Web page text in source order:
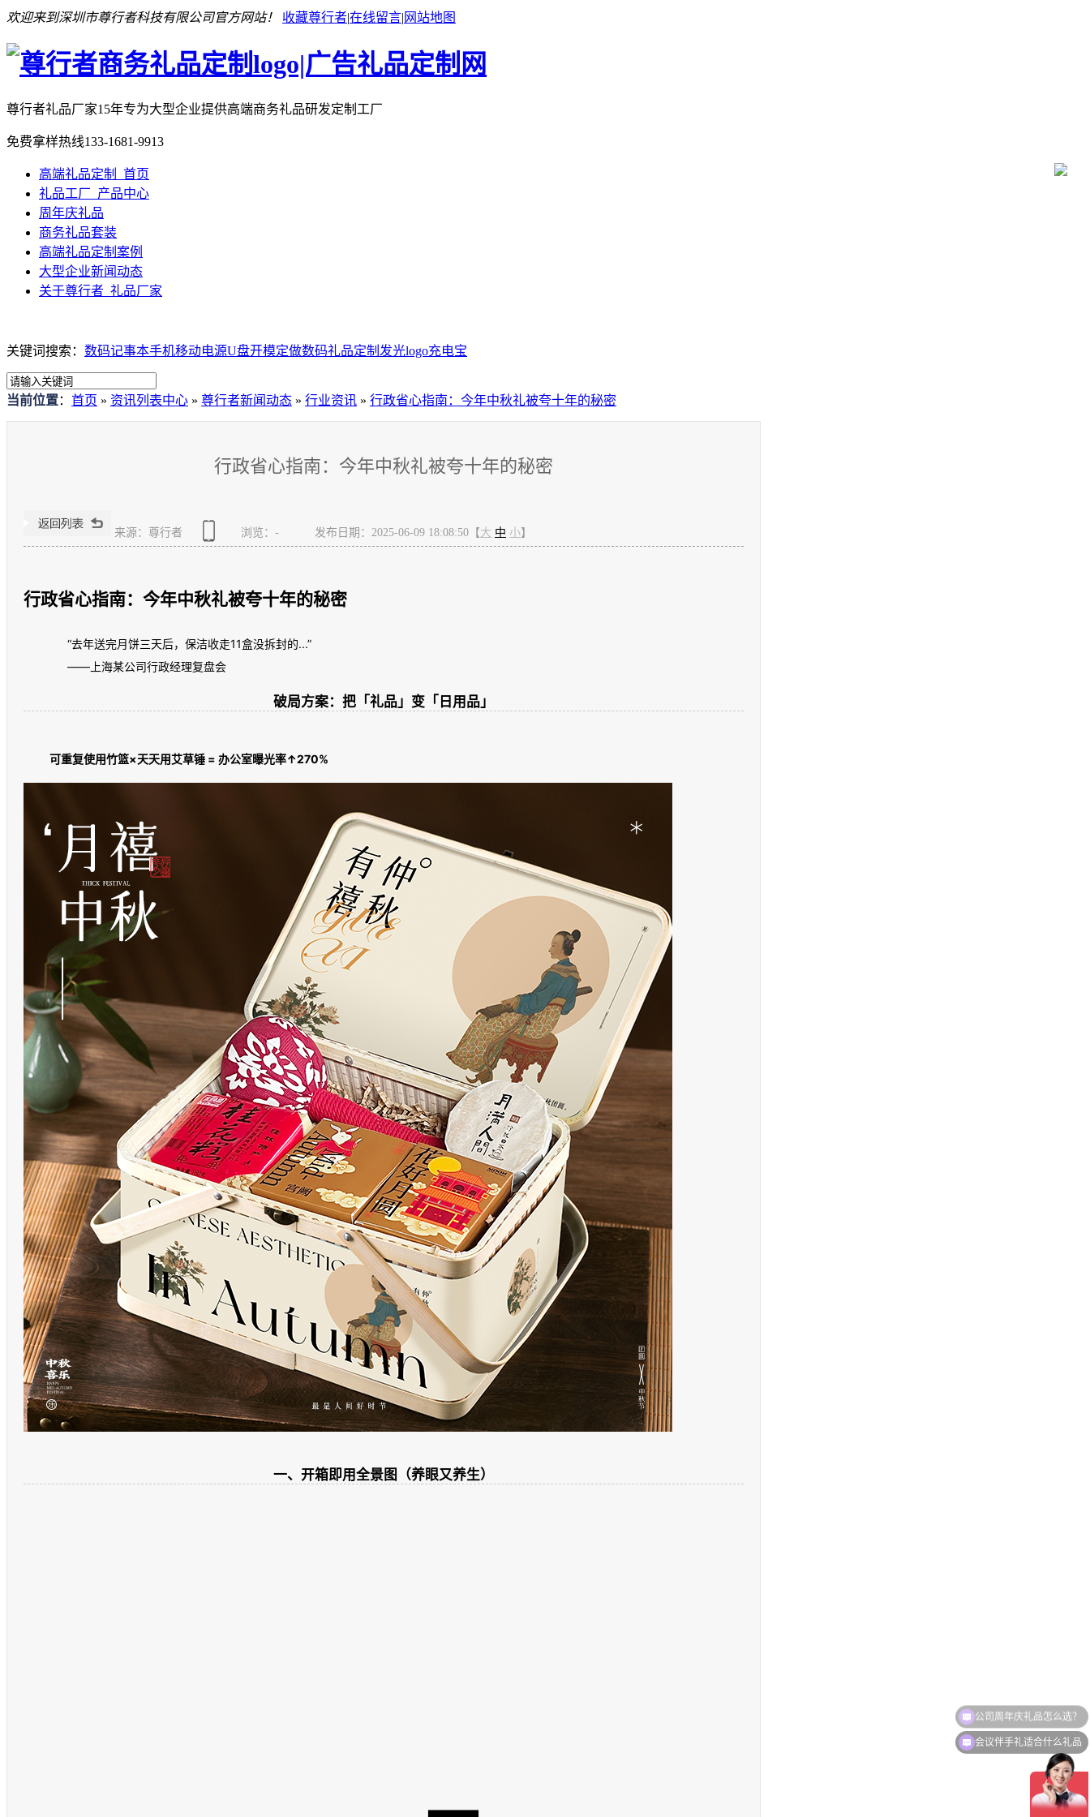
欢迎来到深圳市尊行者科技有限公司官方网站！ 收藏尊行者|在线留言| 网站地图
尊行者礼品厂家15年专为大型企业提供高端商务礼品研发定制工厂
免费拿样热线133-1681-9913
高端礼品定制_首页
礼品工厂_产品中心
周年庆礼品
商务礼品套装
高端礼品定制案例
大型企业新闻动态
关于尊行者_礼品厂家
关键词搜索： 数码记事本手机移动电源U盘开模定做数码礼品定制 发光logo充电宝
当前位置： 首页 » 资讯列表中心 » 尊行者新闻动态 » 行业资讯 » 行政省心指南：今年中秋礼被夸十年的秘密
行政省心指南：今年中秋礼被夸十年的秘密
来源：尊行者 浏览： - 发布日期：2025-06-09 18:08:50【大 中 小】
行政省心指南：今年中秋礼被夸十年的秘密
“去年送完月饼三天后，保洁收走11盒没拆封的...”
——上海某公司行政经理复盘会
破局方案：把「礼品」变「日用品」
可重复使用竹篮×天天用艾草锤 = 办公室曝光率↑270%
一、开箱即用全景图（养眼又养生）
会议伴手礼适合什么礼品